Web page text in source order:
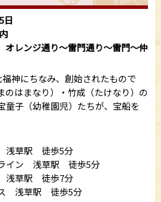
5日
ンジ通り～雷門通り～雷門～仲
神にちなみ、創始されたもので
のはまなり）・竹成（たけなり）の
童子（幼稚園児）たちが、宝船を
浅草駅 徒歩5分
イン 浅草駅 徒歩5分
浅草駅 徒歩7分
浅草駅 徒歩5分